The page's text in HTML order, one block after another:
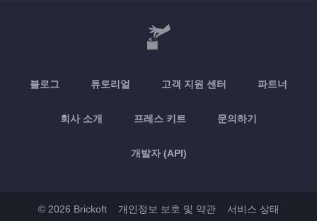
블로그 튜토리얼 고객 지원 센터 파트너
회사 소개 프레스 키트 문의하기
개발자 (API)
© 2026 Brickoft 개인정보 보호 및 약관 서비스 상태